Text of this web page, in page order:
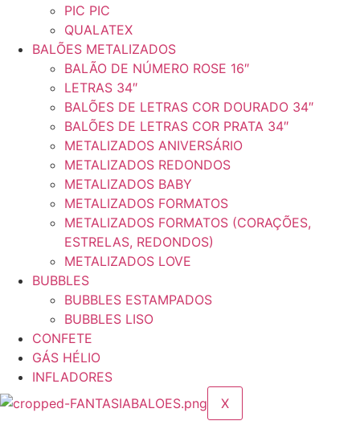
PIC PIC
QUALATEX
BALÕES METALIZADOS
BALÃO DE NÚMERO ROSE 16″
LETRAS 34″
BALÕES DE LETRAS COR DOURADO 34″
BALÕES DE LETRAS COR PRATA 34″
METALIZADOS ANIVERSÁRIO
METALIZADOS REDONDOS
METALIZADOS BABY
METALIZADOS FORMATOS
METALIZADOS FORMATOS (CORAÇÕES,
ESTRELAS, REDONDOS)
METALIZADOS LOVE
BUBBLES
BUBBLES ESTAMPADOS
BUBBLES LISO
CONFETE
GÁS HÉLIO
INFLADORES
X